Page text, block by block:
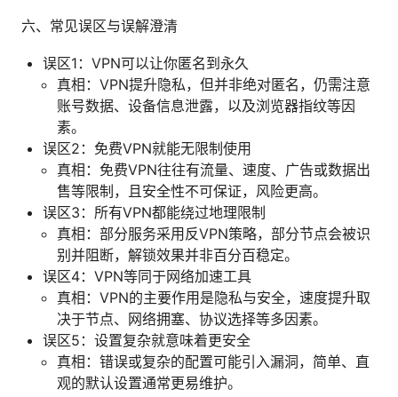
六、常见误区与误解澄清
误区1：VPN可以让你匿名到永久
真相：VPN提升隐私，但并非绝对匿名，仍需注意
账号数据、设备信息泄露，以及浏览器指纹等因
素。
误区2：免费VPN就能无限制使用
真相：免费VPN往往有流量、速度、广告或数据出
售等限制，且安全性不可保证，风险更高。
误区3：所有VPN都能绕过地理限制
真相：部分服务采用反VPN策略，部分节点会被识
别并阻断，解锁效果并非百分百稳定。
误区4：VPN等同于网络加速工具
真相：VPN的主要作用是隐私与安全，速度提升取
决于节点、网络拥塞、协议选择等多因素。
误区5：设置复杂就意味着更安全
真相：错误或复杂的配置可能引入漏洞，简单、直
观的默认设置通常更易维护。